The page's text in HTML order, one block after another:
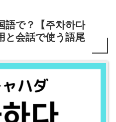
語で？【주차하다
と会話で使う語尾